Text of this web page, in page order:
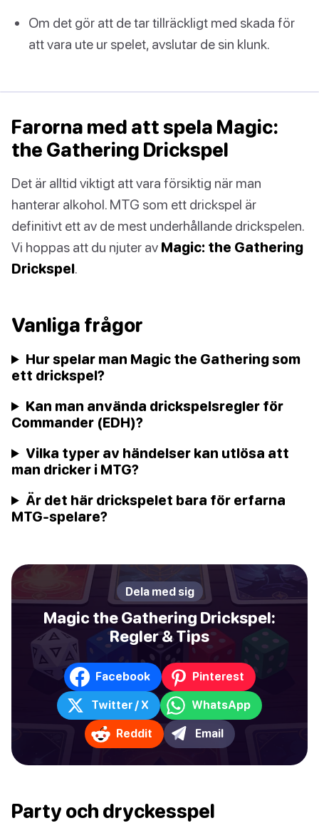
Om det gör att de tar tillräckligt med skada för
att vara ute ur spelet, avslutar de sin klunk.
Farorna med att spela Magic:
the Gathering Drickspel
Det är alltid viktigt att vara försiktig när man
hanterar alkohol. MTG som ett drickspel är
definitivt ett av de mest underhållande drickspelen.
Vi hoppas att du njuter av Magic: the Gathering
Drickspel.
Vanliga frågor
Hur spelar man Magic the Gathering som
ett drickspel?
Kan man använda drickspelsregler för
Commander (EDH)?
Vilka typer av händelser kan utlösa att
man dricker i MTG?
Är det här drickspelet bara för erfarna
MTG-spelare?
Dela med sig
Magic the Gathering Drickspel:
Regler & Tips
Facebook Pinterest
Twitter / X WhatsApp
Reddit Email
Party och dryckesspel